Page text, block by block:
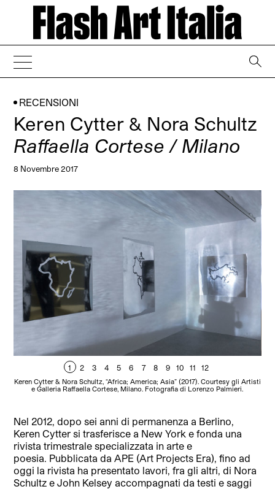
RECENSIONI
Keren Cytter & Nora Schultz
Raffaella Cortese / Milano
8 Novembre 2017
1 2 3 4 5 6 7 8 9 10 11 12
Keren Cytter & Nora Schultz, “Africa; America; Asia” (2017). Courtesy gli Artisti
e Galleria Raffaella Cortese, Milano. Fotografia di Lorenzo Palmieri.
Nel 2012, dopo sei anni di permanenza a Berlino,
Keren Cytter si trasferisce a New York e fonda una
rivista trimestrale specializzata in arte e
poesia. Pubblicata da APE (Art Projects Era), fino ad
oggi la rivista ha presentato lavori, fra gli altri, di Nora
Schultz e John Kelsey accompagnati da testi e saggi